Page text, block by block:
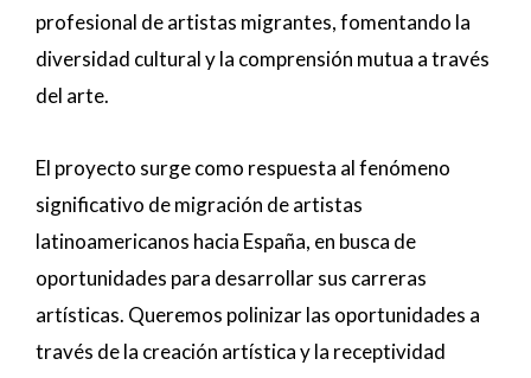
profesional de artistas migrantes, fomentando la
diversidad cultural y la comprensión mutua a través
del arte.
El proyecto surge como respuesta al fenómeno
significativo de migración de artistas
latinoamericanos hacia España, en busca de
oportunidades para desarrollar sus carreras
artísticas. Queremos polinizar las oportunidades a
través de la creación artística y la receptividad